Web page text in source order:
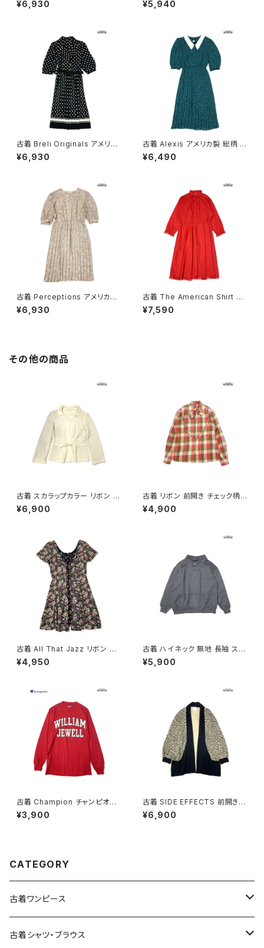
グ丈 長袖 ワンピース 青 (otu2
¥6,930
ス ピンク (otu2602051)
¥5,940
古着 Breli Originals アメリカ
製 ドット柄 ロング丈 長袖 プリ
ーツ ワンピース 黒 (otu26030
¥6,930
古着 Alexis アメリカ製 総柄 ロ
ング丈 長袖 プリーツ ワンピー
ス 緑 (otu2603020)
¥6,490
古着 Perceptions アメリカ製
総柄 ロング丈 長袖 プリーツ ワ
ンピース ピンク ベージュ (otu
¥6,930
古着 The American Shirt Dr
ess アメリカ製 レース 無地 コ
ットン ロング丈 長袖 ワンピース
¥7,590
その他の商品
古着 スカラップカラー リボン 無
地 長袖 ニット カーディガン ベ
ージュ 生成り (ttu2501064)
¥6,900
古着 リボン 前開き チェック柄
コットン 長袖 シャツ サーモンピ
ンク ベージュ カーキ (ttu2509
¥4,900
古着 All That Jazz リボン 花
柄 ミニ丈 半袖 ワンピース 黒
(oa2607076)
¥4,950
古着 ハイネック 無地 長袖 スウ
ェット トレーナー グレー (ttu25
01281)
¥5,900
古着 Champion チャンピオン
ロゴ コットン100％ 長袖 Ｔシャ
ツ 赤 (ttu2501067)
¥3,900
古着 SIDE EFFECTS 前開き
総柄 レオパード柄 長袖 ニット
アウター ベージュ (ttu250905
¥6,900
CATEGORY
古着ワンピース
古着長袖ワンピース
古着シャツ・ブラウス